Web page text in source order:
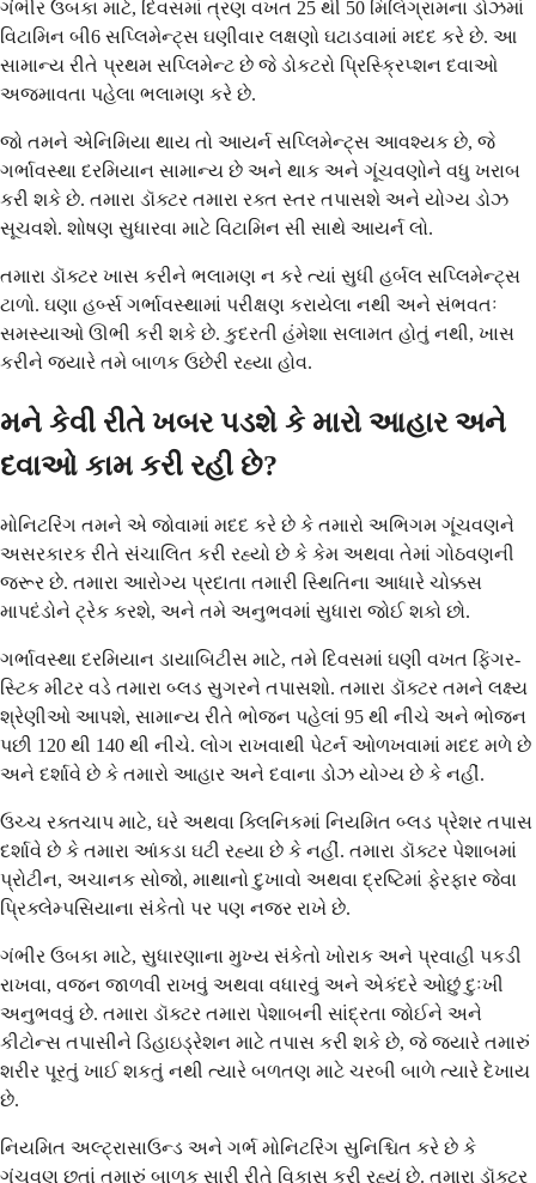
ગંભીર ઉબકા માટે, દિવસમાં ત્રણ વખત 25 થી 50 મિલિગ્રામના ડોઝમાં
વિટામિન બી6 સપ્લિમેન્ટ્સ ઘણીવાર લક્ષણો ઘટાડવામાં મદદ કરે છે. આ
સામાન્ય રીતે પ્રથમ સપ્લિમેન્ટ છે જે ડોકટરો પ્રિસ્ક્રિપ્શન દવાઓ
અજમાવતા પહેલા ભલામણ કરે છે.
જો તમને એનિમિયા થાય તો આયર્ન સપ્લિમેન્ટ્સ આવશ્યક છે, જે
ગર્ભાવસ્થા દરમિયાન સામાન્ય છે અને થાક અને ગૂંચવણોને વધુ ખરાબ
કરી શકે છે. તમારા ડૉક્ટર તમારા રક્ત સ્તર તપાસશે અને યોગ્ય ડોઝ
સૂચવશે. શોષણ સુધારવા માટે વિટામિન સી સાથે આયર્ન લો.
તમારા ડૉક્ટર ખાસ કરીને ભલામણ ન કરે ત્યાં સુધી હર્બલ સપ્લિમેન્ટ્સ
ટાળો. ઘણા હર્બ્સ ગર્ભાવસ્થામાં પરીક્ષણ કરાયેલા નથી અને સંભવતઃ
સમસ્યાઓ ઊભી કરી શકે છે. કુદરતી હંમેશા સલામત હોતું નથી, ખાસ
કરીને જ્યારે તમે બાળક ઉછેરી રહ્યા હોવ.
મને કેવી રીતે ખબર પડશે કે મારો આહાર અને
દવાઓ કામ કરી રહી છે?
મોનિટરિંગ તમને એ જોવામાં મદદ કરે છે કે તમારો અભિગમ ગૂંચવણને
અસરકારક રીતે સંચાલિત કરી રહ્યો છે કે કેમ અથવા તેમાં ગોઠવણની
જરૂર છે. તમારા આરોગ્ય પ્રદાતા તમારી સ્થિતિના આધારે ચોક્કસ
માપદંડોને ટ્રેક કરશે, અને તમે અનુભવમાં સુધારા જોઈ શકો છો.
ગર્ભાવસ્થા દરમિયાન ડાયાબિટીસ માટે, તમે દિવસમાં ઘણી વખત ફિંગર-
સ્ટિક મીટર વડે તમારા બ્લડ સુગરને તપાસશો. તમારા ડૉક્ટર તમને લક્ષ્ય
શ્રેણીઓ આપશે, સામાન્ય રીતે ભોજન પહેલાં 95 થી નીચે અને ભોજન
પછી 120 થી 140 થી નીચે. લોગ રાખવાથી પેટર્ન ઓળખવામાં મદદ મળે છે
અને દર્શાવે છે કે તમારો આહાર અને દવાના ડોઝ યોગ્ય છે કે નહીં.
ઉચ્ચ રક્તચાપ માટે, ઘરે અથવા ક્લિનિકમાં નિયમિત બ્લડ પ્રેશર તપાસ
દર્શાવે છે કે તમારા આંકડા ઘટી રહ્યા છે કે નહીં. તમારા ડૉક્ટર પેશાબમાં
પ્રોટીન, અચાનક સોજો, માથાનો દુખાવો અથવા દ્રષ્ટિમાં ફેરફાર જેવા
પ્રિક્લેમ્પસિયાના સંકેતો પર પણ નજર રાખે છે.
ગંભીર ઉબકા માટે, સુધારણાના મુખ્ય સંકેતો ખોરાક અને પ્રવાહી પકડી
રાખવા, વજન જાળવી રાખવું અથવા વધારવું અને એકંદરે ઓછું દુઃખી
અનુભવવું છે. તમારા ડૉક્ટર તમારા પેશાબની સાંદ્રતા જોઈને અને
કીટોન્સ તપાસીને ડિહાઇડ્રેશન માટે તપાસ કરી શકે છે, જે જ્યારે તમારું
શરીર પૂરતું ખાઈ શકતું નથી ત્યારે બળતણ માટે ચરબી બાળે ત્યારે દેખાય
છે.
નિયમિત અલ્ટ્રાસાઉન્ડ અને ગર્ભ મોનિટરિંગ સુનિશ્ચિત કરે છે કે
ગૂંચવણ છતાં તમારું બાળક સારી રીતે વિકાસ કરી રહ્યું છે. તમારા ડૉક્ટર